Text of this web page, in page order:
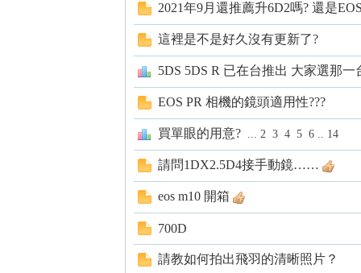
2021年9月還推薦升6D2嗎? 還是
這裡是不是好久沒有更新了?
5DS 5DS R 已在台推出 大家選那一
EOS PR 相機的鏡頭適用性???
買單眼的用意? ... 2 3 4 5 6 .. 14
請問1DX2.5D4接手動鏡……
eos m10 開箱
700D
請教如何拍出飛羽的清晰照片？